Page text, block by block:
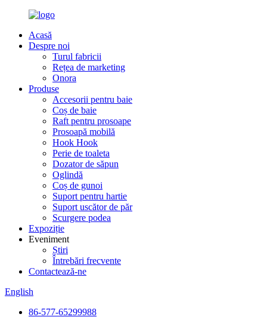
Acasă
Despre noi
Turul fabricii
Rețea de marketing
Onora
Produse
Accesorii pentru baie
Coș de baie
Raft pentru prosoape
Prosoapă mobilă
Hook Hook
Perie de toaleta
Dozator de săpun
Oglindă
Coș de gunoi
Suport pentru hartie
Suport uscător de păr
Scurgere podea
Expoziție
Eveniment
Știri
Întrebări frecvente
Contactează-ne
English
86-577-65299988